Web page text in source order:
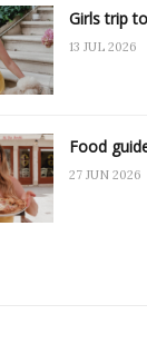
Girls trip
13 JUL 2026
Food
27 JUN 2026